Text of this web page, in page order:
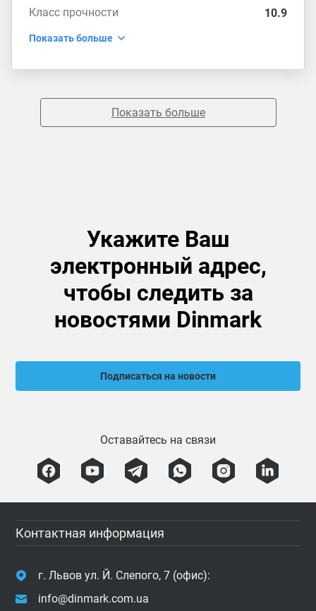
Класс прочности
10.9
Показать больше
Показать больше
Укажите Ваш
электронный адрес,
чтобы следить за
новостями Dinmark
Подписаться на новости
Оставайтесь на связи
Контактная информация
г. Львов ул. Й. Слепого, 7 (офис):
info@dinmark.com.ua